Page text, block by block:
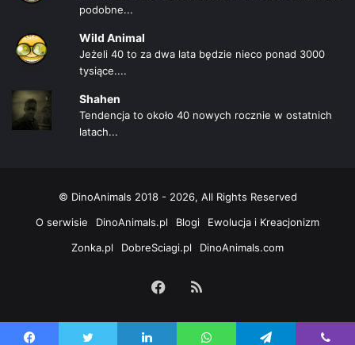
podobne...
Wild Animal
Jeżeli 40 to za dwa lata będzie nieco ponad 3000
tysiące....
Shahen
Tendencja to około 40 nowych rocznie w ostatnich
latach...
© DinoAnimals 2018 - 2026, All Rights Reserved
O serwisie
DinoAnimals.pl Blogi
Ewolucja i Kreacjonizm
Zonka.pl
DobreSciagi.pl DinoAnimals.com
Facebook
RSS